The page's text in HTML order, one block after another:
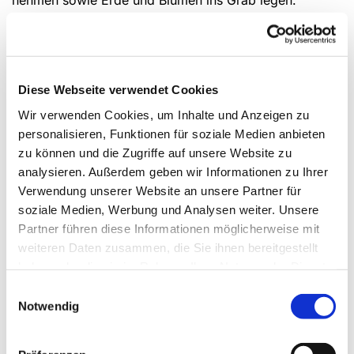
Diese Webseite verwendet Cookies
Wir verwenden Cookies, um Inhalte und Anzeigen zu
personalisieren, Funktionen für soziale Medien anbieten
zu können und die Zugriffe auf unsere Website zu
analysieren. Außerdem geben wir Informationen zu Ihrer
Verwendung unserer Website an unsere Partner für
soziale Medien, Werbung und Analysen weiter. Unsere
Partner führen diese Informationen möglicherweise mit
weiteren Daten zusammen, die Sie ihnen bereitgestellt
Notwendig
Die Trauerfeier ist wie jeder Gottesdienst kostenfrei.
entstehen allerdings Gebühren, die Sie der Übersicht
derNutzungsgebührenentnehmen können. Mit diesen
Mitteln wird der Betrieb des Versmolder Friedhofs
ermöglicht.
Werden auch Menschen anderer Religionen oder
ohne Konfession beigesetzt?
Trägerin des Versmolder Friedhofs an der Berliner
Straße ist die Evangelisch-Lutherische
Kirchengemeinde Versmold. Da es sich um einen so
genannten Monopolfriedhof handelt, können auch
Menschen anderer Konfessionen oder Religionen
Konfession. In der Kapelle können entsprechende